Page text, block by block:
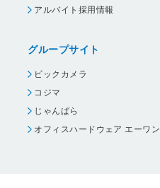
アルバイト採用情報
グループサイト
ビックカメラ
コジマ
じゃんぱら
オフィスハードウェア エーワン